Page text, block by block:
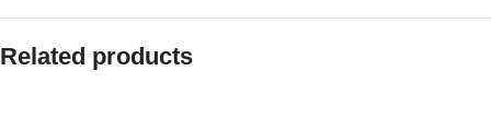
Related products